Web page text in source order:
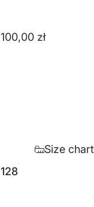
100,00 zł
Size chart
128